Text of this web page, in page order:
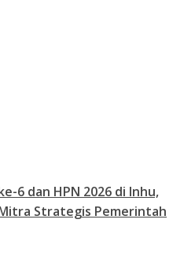
6 dan HPN 2026 di Inhu,
Mitra Strategis Pemerintah